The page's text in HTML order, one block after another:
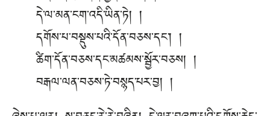
དེ་ལ་མན་ངག་འདི་ཡིན་ཏེ། །
དགོས་པ་བསྡུས་པའི་དོན་བཅས་དང༌། །
ཚིག་དོན་བཅས་དང་མཚམས་སྦྱོར་བཅས། །
བརྒལ་ལན་བཅས་ཏེ་བསྙད་པར་བྱ། །